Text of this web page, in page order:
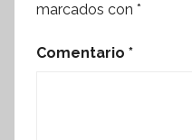
marcados con *
Comentario *